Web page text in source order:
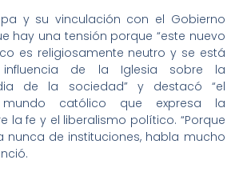
y su vinculación con el Gobierno
hay una tensión porque “este nuevo
es religiosamente neutro y se está
de la Iglesia sobre la
de la sociedad” y destacó “el
mundo católico que expresa la
la fe y el liberalismo político. “Porque
nunca de instituciones, habla mucho